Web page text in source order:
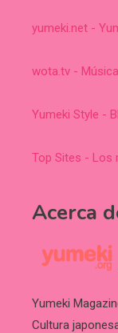
yumeki.net -
wota.tv -
Yumeki Style -
Top Sites - Los
Acerca
Yumeki
Cultura